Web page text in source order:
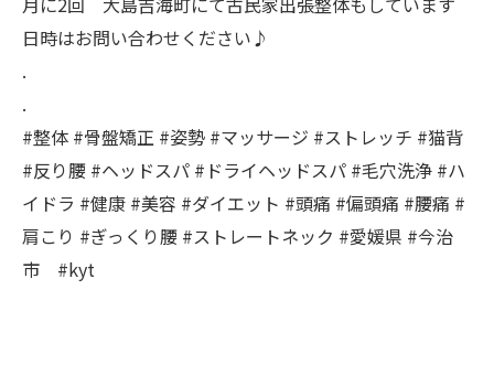
日時はお問い合わせください♪
.
.
#整体 #骨盤矯正 #姿勢 #マッサージ #ストレッチ #猫背
#反り腰 #ヘッドスパ #ドライヘッドスパ #毛穴洗浄 #ハ
イドラ #健康 #美容 #ダイエット #頭痛 #偏頭痛 #腰痛 #
肩こり #ぎっくり腰 #ストレートネック #愛媛県 #今治
市 #kyt